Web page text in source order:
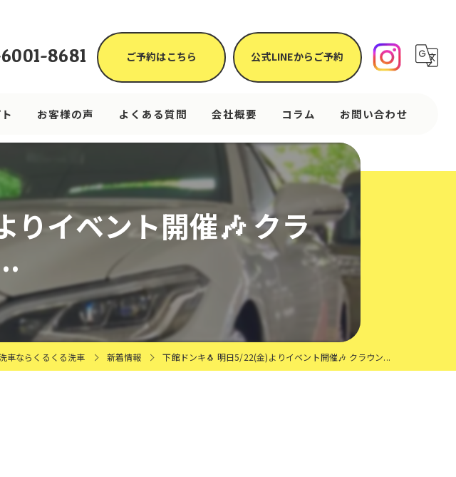
8681 ご予約はこちら 公式LINEからご予約
お客様の声 よくある質問 会社概要 コラム お問い合わせ
イベント開催🎶 クラ
車ならくるくる洗車 新着情報 下館ドンキ🐧 明日5/22(金)よりイベント開催🎶 クラウン...